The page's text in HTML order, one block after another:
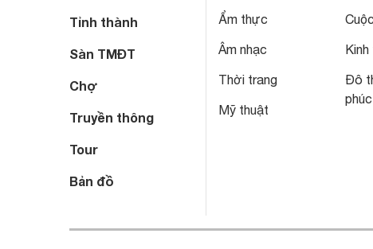
Tỉnh thành
Sàn TMĐT
Chợ
Truyền thông
Tour
Bản đồ
Ẩm thực
Âm nhạc
Thời trang
Mỹ thuật
Kinh
Đô
phúc